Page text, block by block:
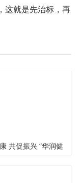
这就是先治标，再
共促振兴 “华润健
公益项目三周年总